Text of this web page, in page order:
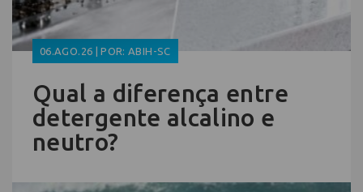
06.AGO.26 | POR: ABIH-SC
Qual a diferença entre
detergente alcalino e
neutro?